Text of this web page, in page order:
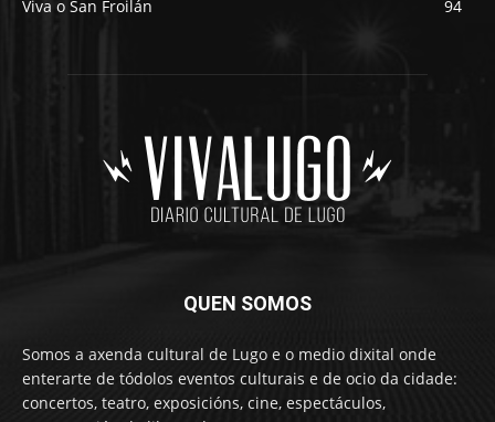
Viva o San Froilán
94
QUEN SOMOS
Somos a axenda cultural de Lugo e o medio dixital onde
enterarte de tódolos eventos culturais e de ocio da cidade:
concertos, teatro, exposicións, cine, espectáculos,